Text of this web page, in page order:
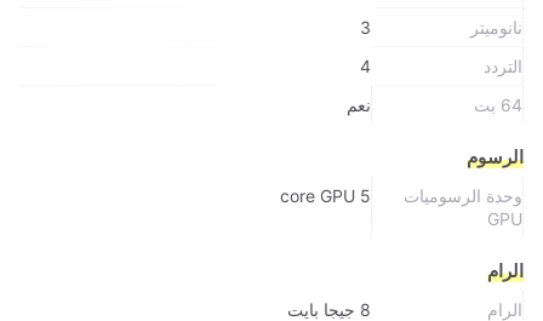
نانوميتر
3
التردد
4
64 بت
نعم
الرسوم
وحدة الرسوميات
GPU
5 core GPU
الرام
الرام
8 جيجا بايت